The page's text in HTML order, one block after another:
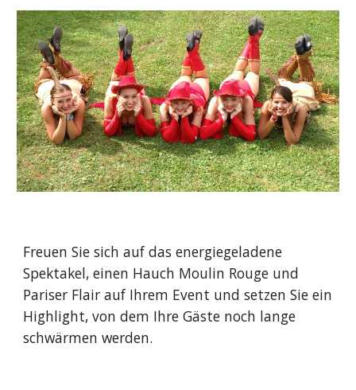
Freuen Sie sich auf das energiegeladene
Spektakel, einen Hauch Moulin Rouge und
Pariser Flair auf Ihrem Event und setzen Sie ein
Highlight, von dem Ihre Gäste noch lange
schwärmen werden.